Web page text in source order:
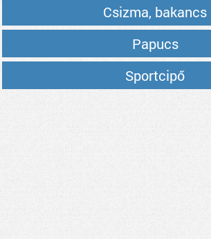
Csizma, bakancs
Papucs
Sportcipő